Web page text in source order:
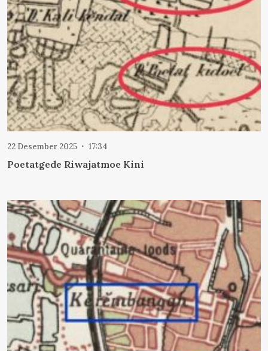
22 Desember 2025 17:34
Poetatgede Riwajatmoe Kini